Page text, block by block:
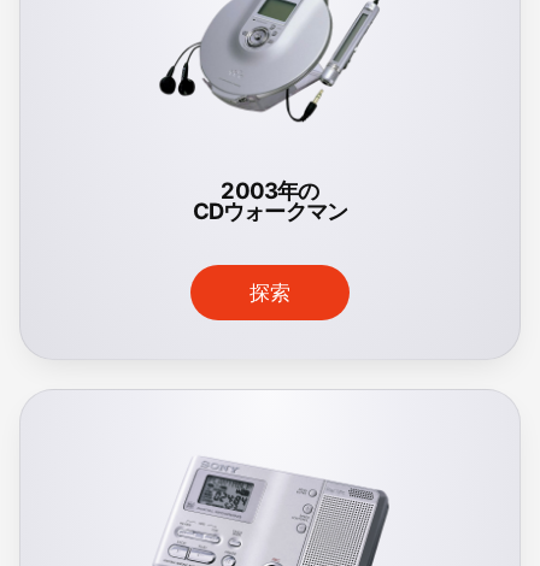
2003年の
CDウォークマン
探索